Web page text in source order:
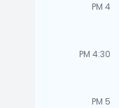
4 PM
4:30 PM
5 PM